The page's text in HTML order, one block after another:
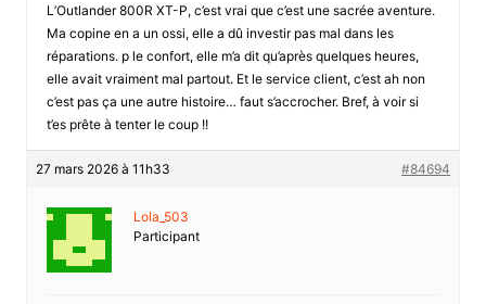
L’Outlander 800R XT-P, c’est vrai que c’est une sacrée aventure.
Ma copine en a un ossi, elle a dû investir pas mal dans les
réparations. p le confort, elle m’a dit qu’après quelques heures,
elle avait vraiment mal partout. Et le service client, c’est ah non
c’est pas ça une autre histoire… faut s’accrocher. Bref, à voir si
t’es prête à tenter le coup !!
27 mars 2026 à 11h33 #84694
Lola_503
Participant